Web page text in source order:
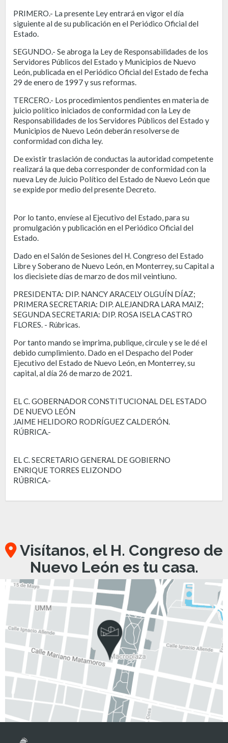
PRIMERO.- La presente Ley entrará en vigor el día
siguiente al de su publicación en el Periódico Oficial del
Estado.
SEGUNDO.- Se abroga la Ley de Responsabilidades de los
Servidores Públicos del Estado y Municipios de Nuevo
León, publicada en el Periódico Oficial del Estado de fecha
29 de enero de 1997 y sus reformas.
TERCERO.- Los procedimientos pendientes en materia de
juicio político iniciados de conformidad con la Ley de
Responsabilidades de los Servidores Públicos del Estado y
Municipios de Nuevo León deberán resolverse de
conformidad con dicha ley.
De existir traslación de conductas la autoridad competente
realizará la que deba corresponder de conformidad con la
nueva Ley de Juicio Político del Estado de Nuevo León que
se expide por medio del presente Decreto.
Por lo tanto, envíese al Ejecutivo del Estado, para su
promulgación y publicación en el Periódico Oficial del
Estado.
Dado en el Salón de Sesiones del H. Congreso del Estado
Libre y Soberano de Nuevo León, en Monterrey, su Capital a
los diecisiete días de marzo de dos mil veintiuno.
PRESIDENTA: DIP. NANCY ARACELY OLGUÍN DÍAZ;
PRIMERA SECRETARIA: DIP. ALEJANDRA LARA MAIZ;
SEGUNDA SECRETARIA: DIP. ROSA ISELA CASTRO
FLORES. - Rúbricas.
Por tanto mando se imprima, publique, circule y se le dé el
debido cumplimiento. Dado en el Despacho del Poder
Ejecutivo del Estado de Nuevo León, en Monterrey, su
capital, al día 26 de marzo de 2021.
EL C. GOBERNADOR CONSTITUCIONAL DEL ESTADO
DE NUEVO LEÓN
JAIME HELIDORO RODRÍGUEZ CALDERÓN.
RÚBRICA.-
EL C. SECRETARIO GENERAL DE GOBIERNO
ENRIQUE TORRES ELIZONDO
RÚBRICA.-
Visítanos, el H. Congreso de
Nuevo León es tu casa.